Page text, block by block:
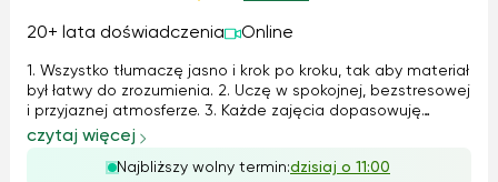
20+ lata doświadczenia Online
1. Wszystko tłumaczę jasno i krok po kroku, tak aby materiał
był łatwy do zrozumienia. 2. Uczę w spokojnej, bezstresowej
i przyjaznej atmosferze. 3. Każde zajęcia dopasowuję
indywidualnie do potrzeb i tempa ucznia. 4. Cierpliwie
odpowiadam na pytania i wracam do trudnych zagadnień
czytaj więcej
Najbliższy wolny termin:dzisiaj o 11:00